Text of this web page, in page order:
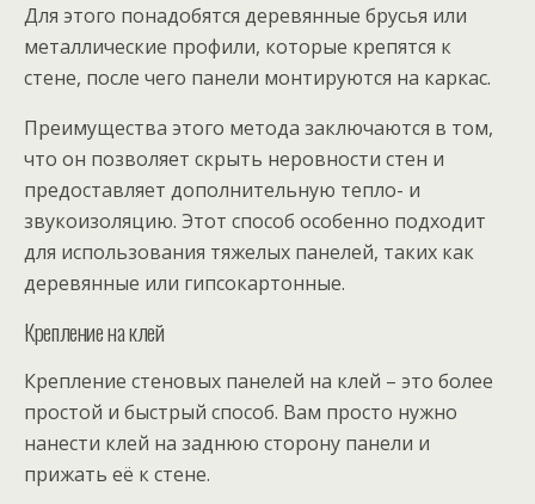
Для этого понадобятся деревянные брусья или
металлические профили, которые крепятся к
стене, после чего панели монтируются на каркас.
Преимущества этого метода заключаются в том,
что он позволяет скрыть неровности стен и
предоставляет дополнительную тепло- и
звукоизоляцию. Этот способ особенно подходит
для использования тяжелых панелей, таких как
деревянные или гипсокартонные.
Крепление на клей
Крепление стеновых панелей на клей – это более
простой и быстрый способ. Вам просто нужно
нанести клей на заднюю сторону панели и
прижать её к стене.